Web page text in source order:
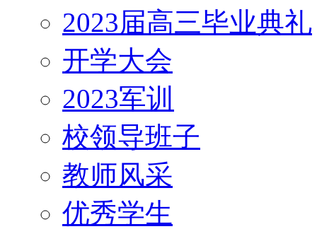
2023届高三毕业典礼
开学大会
2023军训
校领导班子
教师风采
优秀学生